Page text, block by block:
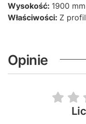
Wysokość: 1900 mm
Właściwości: Z
Opinie